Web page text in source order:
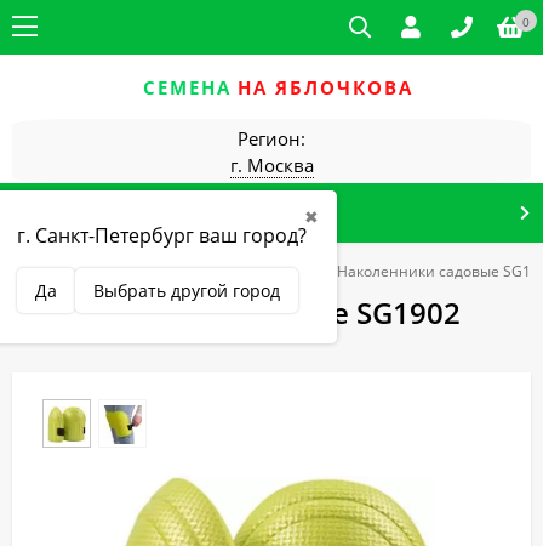
0
СЕМЕНА НА ЯБЛОЧКОВА
Регион:
г. Москва
✖
г. Санкт-Петербург ваш город?
Да Выбрать другой город
Zema товары для сада и огорода Наколенники садовые
Наколенники садовые SG1902